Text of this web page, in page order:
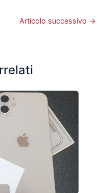
Articolo successivo →